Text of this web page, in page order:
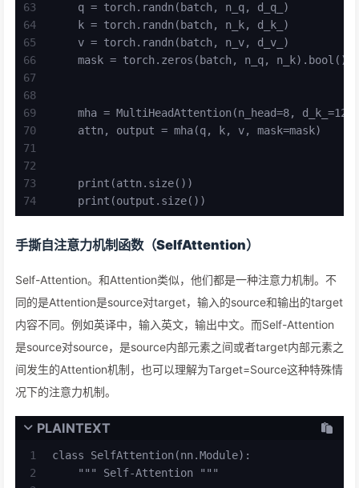
63
64
65
66
67
68
69
70
71
72
73
74
    q = torch.randn(batch, n_q, d_q_)
    k = torch.randn(batch, n_k, d_k_)
    v = torch.randn(batch, n_v, d_v_)
    mask = torch.zeros(batch, n_q, n_k).bool()
mha = MultiHeadAttention(n_head=8,
    attn, output = mha(q, k, v, mask=mask)
    print(attn.size())
    print(output.size())
手撕自注意力机制函数（SelfAttention）
Self-Attention。和Attention类似，他们都是一种注意力机制。不
同的是Attention是source对target，输入的source和输出的target
内容不同。例如英译中，输入英文，输出中文。而Self-Attention
是source对source，是source内部元素之间或者target内部元素之
间发生的Attention机制，也可以理解为Target=Source这种特殊情
况下的注意力机制。
PLAINTEXT
1
2
class SelfAttention(nn.Module):
    """ Self-Attention """